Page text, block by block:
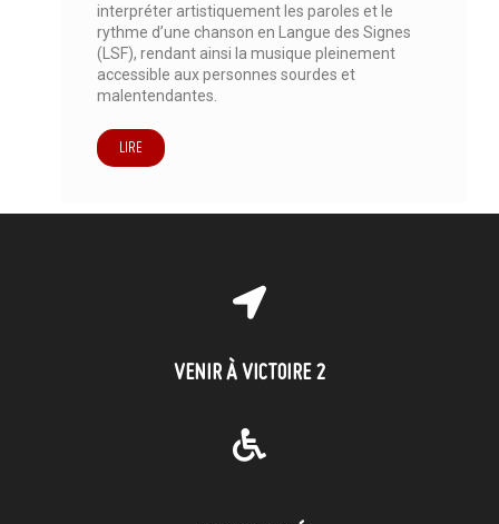
interpréter artistiquement les paroles et le
rythme d’une chanson en Langue des Signes
(LSF), rendant ainsi la musique pleinement
accessible aux personnes sourdes et
malentendantes.
LIRE
VENIR À VICTOIRE 2